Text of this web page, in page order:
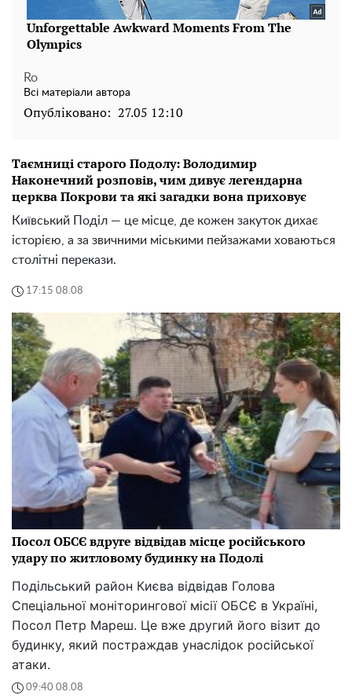
Ro
Всі матеріали автора
Опубліковано: 27.05 12:10
Таємниці старого Подолу: Володимир
Наконечний розповів, чим дивує легендарна
церква Покрови та які загадки вона приховує
Київський Поділ — це місце, де кожен закуток дихає
історією, а за звичними міськими пейзажами ховаються
столітні перекази.
17:15 08.08
Посол ОБСЄ вдруге відвідав місце російського
удару по житловому будинку на Подолі
Подільський район Києва відвідав Голова
Спеціальної моніторингової місії ОБСЄ в Україні,
Посол Петр Мареш. Це вже другий його візит до
будинку, який постраждав унаслідок російської
атаки.
09:40 08.08